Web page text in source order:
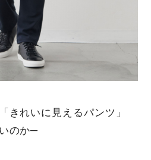
きれいに見えるパンツ」
のか─